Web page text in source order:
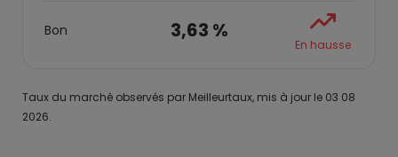
Bon 3,63 %
En hausse
Taux du marché observés par Meilleurtaux, mis à jour le 03 08
2026.